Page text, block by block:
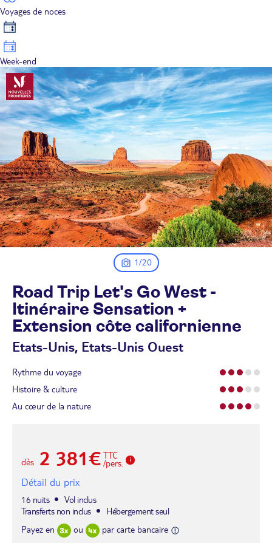
Voyages de noces
Week-end
1/20
Road Trip Let's Go West -
Itinéraire Sensation +
Extension côte californienne
Etats-Unis, Etats-Unis Ouest
Rythme du voyage
Histoire & culture
Au cœur de la nature
dès 2 381€ TTC
/pers.
Détail du prix
16 nuits
Vol inclus
Transferts non inclus
Hébergement seul
Payez en
ou par carte bancaire